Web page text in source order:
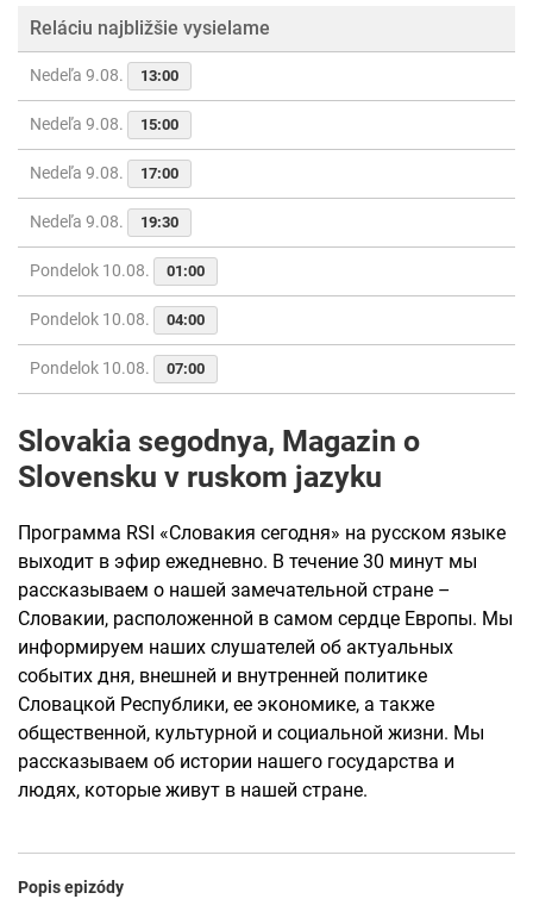
Reláciu najbližšie vysielame
Nedeľa 9.08. 13:00
Nedeľa 9.08. 15:00
Nedeľa 9.08. 17:00
Nedeľa 9.08. 19:30
Pondelok 10.08. 01:00
Pondelok 10.08. 04:00
Pondelok 10.08. 07:00
Slovakia segodnya, Magazin o
Slovensku v ruskom jazyku
Программа RSI «Словакия сегодня» на русском языке
выходит в эфир ежедневно. В течение 30 минут мы
рассказываем о нашей замечательной стране –
Словакии, расположенной в самом сердце Европы. Мы
информируем наших слушателей об актуальных
событих дня, внешней и внутренней политике
Словацкой Республики, ее экономике, а также
общественной, культурной и социальной жизни. Мы
рассказываем об истории нашего государства и
людях, которые живут в нашей стране.
Popis epizódy